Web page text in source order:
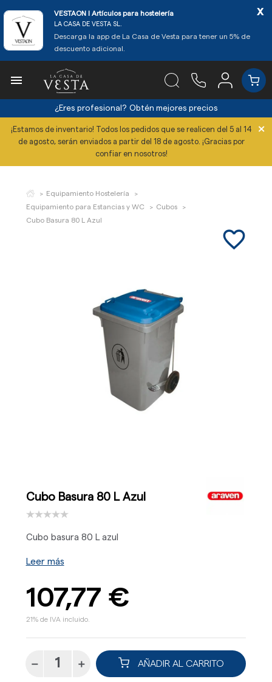
VESTAON l Artículos para hostelería
LA CASA DE VESTA SL.
Descarga la app de La Casa de Vesta para tener un 5% de
descuento adicional.
x

¿Eres profesional? Obtén mejores precios
¡Estamos de inventario! Todos los pedidos que se realicen del 5 al 14
de agosto, serán enviados a partir del 18 de agosto. ¡Gracias por
confiar en nosotros!
×
Equipamiento Hostelería
Equipamiento para Estancias y WC
Cubos
Cubo Basura 80 L Azul
favorite_border
Cubo Basura 80 L Azul
Cubo basura 80 L azul
Leer más
107,77 €
21% de IVA incluido.
AÑADIR AL CARRITO